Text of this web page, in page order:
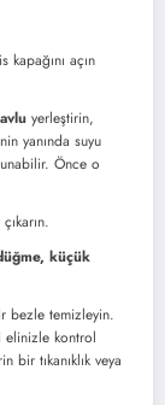
kapağını açın
yerleştirin,
yanında suyu
Önce o
çıkarın.
küçük
bezle temizleyin.
elinizle kontrol
bir tıkanıklık veya